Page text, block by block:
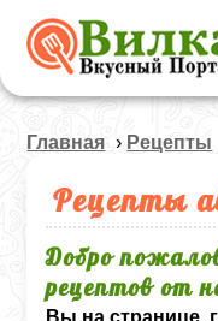
Главная › Рецепты
Рецепты
Добро
рецептов от
Вы на странице,